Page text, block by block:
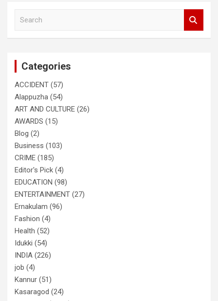
Categories
ACCIDENT (57)
Alappuzha (54)
ART AND CULTURE (26)
AWARDS (15)
Blog (2)
Business (103)
CRIME (185)
Editor's Pick (4)
EDUCATION (98)
ENTERTAINMENT (27)
Ernakulam (96)
Fashion (4)
Health (52)
Idukki (54)
INDIA (226)
job (4)
Kannur (51)
Kasaragod (24)